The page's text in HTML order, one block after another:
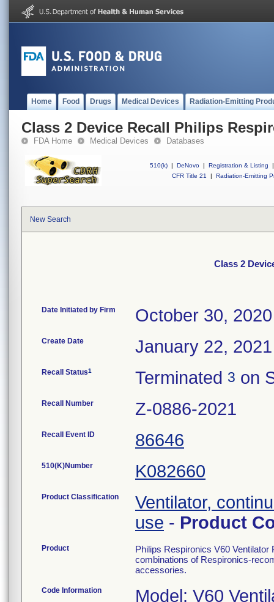
Home Food Drugs Medical Devices Radiation-Emitting
Class 2 Device Recall Philips
FDA Home Medical Devices Databases
510(k) | DeNovo | Registration & Listing
|
CFR Title 21
| Radiation-Emitting
New Search
Class 2
Date Initiated by Firm October 30, 2020
Create Date January 22, 2021
Recall Status1 Terminated 3 on
Recall Number Z-0886-2021
Recall Event ID 86646
510(K)Number K082660
Product Classification
Ventilator,
use - Product
Product
Philips Respironics V60
combinations of Respironics-
accessories.
Code Information Model: V60 Ventilator, Part Number 1053614 V60 Ventilator, Intl Opt: CFLEX,AVAPS Serial Numbers: 100007217 100021204 100021286 100021400 100029451 100042750 100042939 100043085 100055703 100056018 100062163 100062178 100063153 100063155 100063162 100063293 100063300 100069697 100069744 100069860 100070577 100070772 100132058 100133634 100144871 100144874 100144879 100144961 100144982 100162731 100162792 100169641 100195675 100219970 100219972 100219975 100219999 100220001 100221150 100239619 100243227 100246517 100247269 100252596 100252597 100252600 100252764 100252768 100252771 100252772 100252773 100252797 100253477 100253484 100253492 100253493 100253494 100253500 100254739 100286208 100286300 100311170 100317381 100317392 100318233 100318405 100318406 100318408 100318413 100318415 100318416 100318426 100318615 100318623 100336755 100336849 100336855 100336889 100336895 100336900 100337085 100337258 100337260 100337261 100343560 100344202 100344235 100350181 100350684 100350711 100350714 100350914 100351156 100351157 100352118 100352139 100352147 100357135 100357137 100357139 100357454 100357456 100357458 100357459 100357733 100357797 100358125 100358129 100358131 100358134 100358149 100358151 100358154 100358155 100358162 100358164 100358198 100358302 100358304 100358319 100358337 100362568 100362701 100363015 100363053 100364545 100364554 100364602 100365186 100370897 100373551 100375010 100375148 100375226 100375243 100375267 100375280 100375282 100375283 201002610 201002611 201002976 201023090 201025859 201025954 201025966 201028012 201028033 201028528 201028889 201028898 201028988 201028990 201029030 201029045 201029138 201029937 201032702 201032705 201032707 201032713 201032718 201032733 201032831 201032863 201032871 100350289 100350298 100350670 100351154 100351541 100351555 100351712 100352113 100352824 100352946 100358347 100361419 100362450 100362575 100362703 100362721 100362745 100362746 100363013 100363030 100364252 100364503 100364521 100364532 100364539 100364562 100364571 100364611 100364621 100364624 100365161 100365162 100365164 100365166 100365177 100365183 100368067 100368558 100368607 100368610 100368723 100368883 100369414 100369417 100369424 100369425 100369436 100373445 100375009 100375149 100375167 100375174 100375178 100375233 100375241 100375262 100375268 100375284 100375290 100375293 100375298 100375385 100375396 100376391 100377940 100378200 100378203 100378210 100378214 100378216 100378221 100378283 100378294 100378442 100378443 100378444 100378880 100378892 100378939 100380812 100027294 100061625 100061627 100061638 100061640 100061641 100084756 100120124 100120850 201003948 201009965 201009974 201032704 201032710 201032725 201032729 201032732 100003563 100004666 100004675 100004678 100004680 100004682 100004794 100004925 100006184 100007337 100007347 100010849 100010903 100010970 100011091 100011194 100011195 100011196 100011198 100020662 100022039 100022051 100022143 100022149 100022156 100022242 100029333 100036292 100036295 100042755 100042758 100042940 100044361 100044523 100046904 100050526 100052770 100055815 100055827 100055949 100061645 100061646 100061800 100063157 100063159 100068212 100069748 100069869 100069956 100075310 100082432 100082437 100082464 100092493 100095598 100095651 100101751 100101759 100101760 100110676 100110939 100122334 100122348 100132026 100132038 100132040 100132045 100132051 100133642